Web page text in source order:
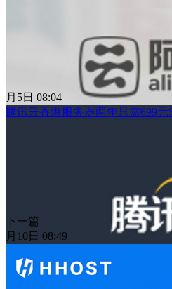
月5日 08:04
腾讯云香港服务器两年只需699元
下一篇
月10日 08:49